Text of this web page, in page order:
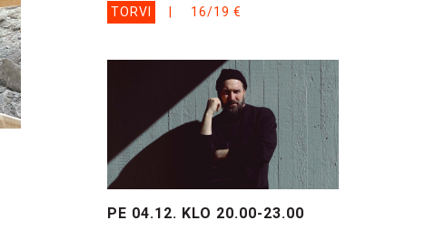
TORVI 16/19 €
PE 04.12. KLO 20.00-23.00